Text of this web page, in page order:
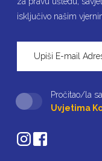
isključivo našim
Pročitao/la
Uvjetima